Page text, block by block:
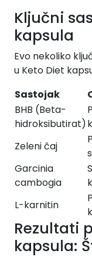
Ključni
kapsula
Evo nekoliko
u Keto Diet
Sastojak
BHB (Beta-
hidroksibutirat)
Zeleni čaj
Garcinia
cambogia
L-karnitin
Rezultati
kapsula: